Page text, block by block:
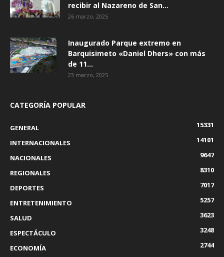
recibir al Nazareno de San...
26 marzo, 2025
Inaugurado Parque extremo en
Barquisimeto «Daniel Dhers» con más
de 11...
23 marzo, 2025
CATEGORÍA POPULAR
GENERAL
15331
INTERNACIONALES
14101
NACIONALES
9647
REGIONALES
8310
DEPORTES
7017
ENTRETENIMIENTO
5257
SALUD
3623
ESPECTÁCULO
3248
ECONOMÍA
2744